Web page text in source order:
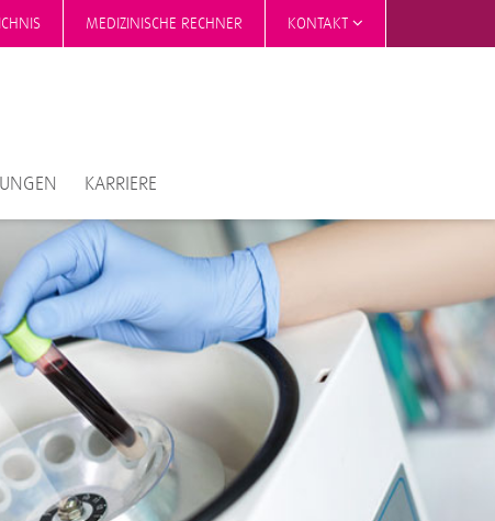
MEDIZINISCHE RECHNER KONTAKT
KARRIERE